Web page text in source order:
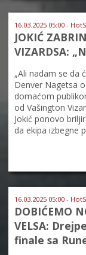
16.03.2025 05:00 -
JOKIĆ
VIZARDSA:
„Ali nadam se da
Denver Nagetsa
domaćom
od Vašington
Jokić ponovo
da ekipa izbegne
16.03.2025 05:00 -
DOBIĆEMO
VELSA:
finale sa